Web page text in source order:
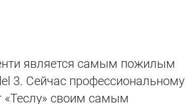
является самым пожилым
3. Сейчас профессиональному
«Теслу» своим самым